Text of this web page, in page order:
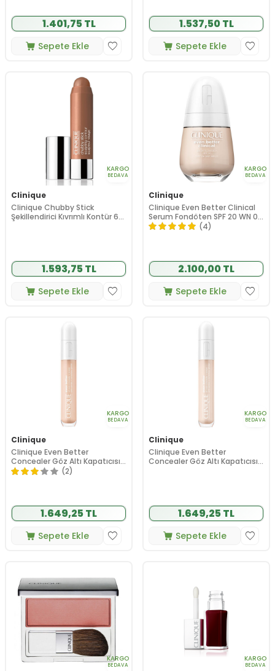
1.401,75 TL
Sepete Ekle
1.537,50 TL
Sepete Ekle
KARGO
BEDAVA
Clinique
Clinique Chubby Stick
Şekillendirici Kıvrımlı Kontür 6
1.593,75 TL
Sepete Ekle
KARGO
BEDAVA
Clinique
Clinique Even Better Clinical
Serum Fondöten SPF 20 WN 01
Flax 30 ml
(4)
2.100,00 TL
Sepete Ekle
KARGO
BEDAVA
Clinique
Clinique Even Better
Concealer Göz Altı Kapatıcısı
CN 02 Breeze 6 ml
(2)
1.649,25 TL
Sepete Ekle
KARGO
BEDAVA
Clinique
Clinique Even Better
Concealer Göz Altı Kapatıcısı
1.649,25 TL
Sepete Ekle
KARGO
BEDAVA
KARGO
BEDAVA